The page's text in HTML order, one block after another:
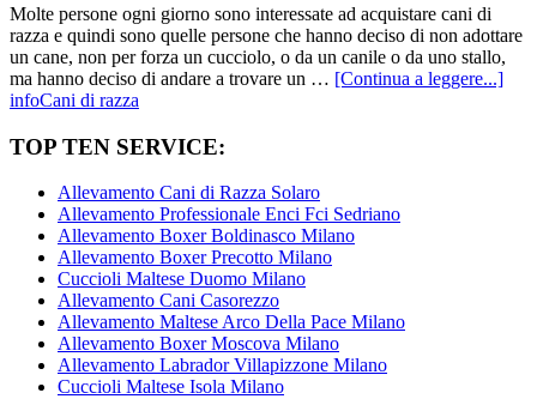
Molte persone ogni giorno sono interessate ad acquistare cani di
razza e quindi sono quelle persone che hanno deciso di non adottare
un cane, non per forza un cucciolo, o da un canile o da uno stallo,
ma hanno deciso di andare a trovare un … [Continua a leggere...]
infoCani di razza
TOP TEN SERVICE:
Allevamento Cani di Razza Solaro
Allevamento Professionale Enci Fci Sedriano
Allevamento Boxer Boldinasco Milano
Allevamento Boxer Precotto Milano
Cuccioli Maltese Duomo Milano
Allevamento Cani Casorezzo
Allevamento Maltese Arco Della Pace Milano
Allevamento Boxer Moscova Milano
Allevamento Labrador Villapizzone Milano
Cuccioli Maltese Isola Milano